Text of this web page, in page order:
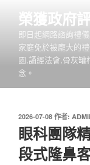
榮獲政府
即日起網路諮詢禮
家庭免於被龐大的
園,誦經法會,骨灰罐
念。
發
佈
於
2026-07-08 作者:
眼科團隊
段式隆鼻